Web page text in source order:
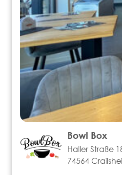
Bowl Box
Haller Straße
74564